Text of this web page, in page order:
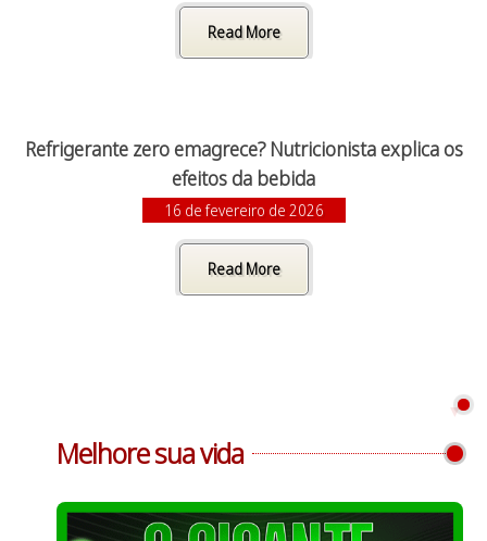
Read More
Refrigerante zero emagrece? Nutricionista explica os
efeitos da bebida
16 de fevereiro de 2026
Read More
Melhore sua vida